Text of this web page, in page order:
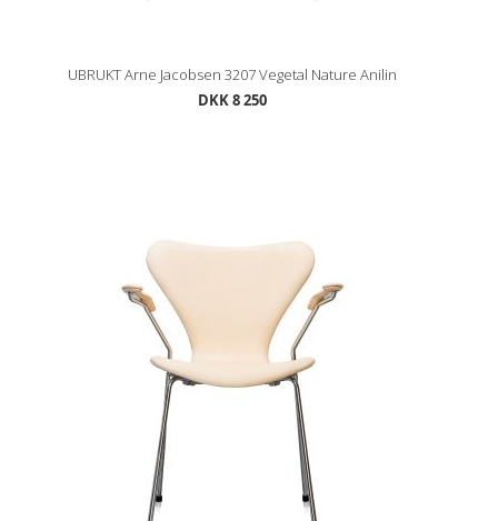
UBRUKT Arne Jacobsen 3207 Vegetal Nature Anilin
DKK 8 250